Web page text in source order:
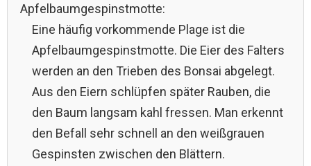
Apfelbaumgespinstmotte:
Eine häufig vorkommende Plage ist die
Apfelbaumgespinstmotte. Die Eier des Falters
werden an den Trieben des Bonsai abgelegt.
Aus den Eiern schlüpfen später Rauben, die
den Baum langsam kahl fressen. Man erkennt
den Befall sehr schnell an den weißgrauen
Gespinsten zwischen den Blättern.